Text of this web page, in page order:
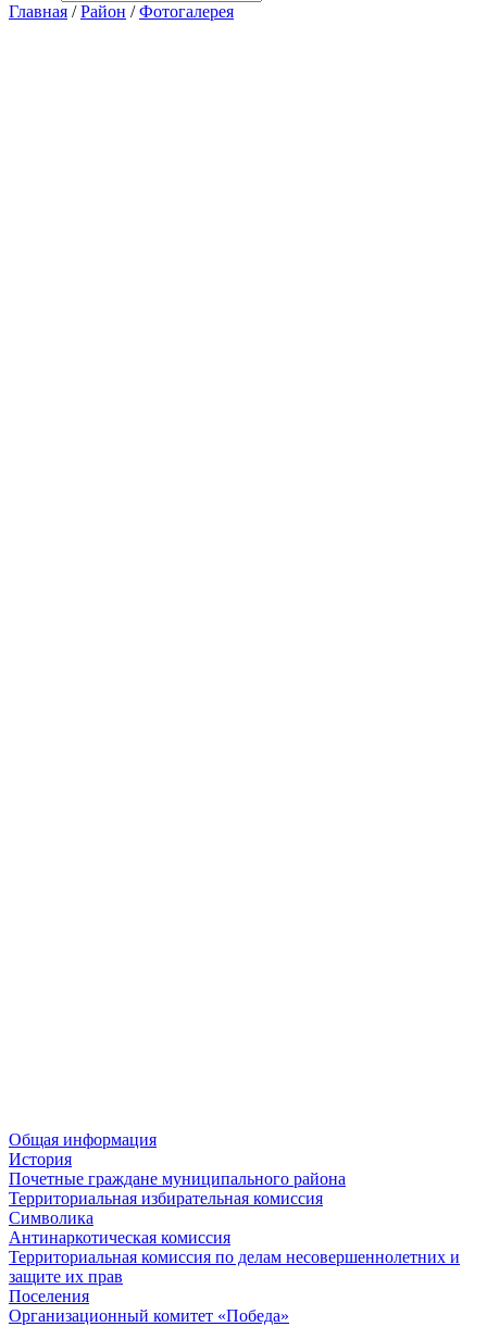
Главная /Район /Фотогалерея
Общая информация
История
Почетные граждане муниципального района
Территориальная избирательная комиссия
Символика
Антинаркотическая комиссия
Территориальная комиссия по делам несовершеннолетних и
защите их прав
Поселения
Организационный комитет «Победа»